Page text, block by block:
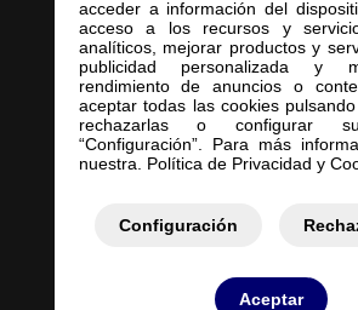
acceder a información del
acceso a los recursos y
analíticos, mejorar productos y
publicidad personalizada y
rendimiento de anuncios o
aceptar todas las cookies pulsando
rechazarlas o configurar
“Configuración”. Para más
nuestra. Política de Privacidad y
Configuración
Aceptar
Inicio
Empresa
Servicios
Contacto
Mis Presupuestos